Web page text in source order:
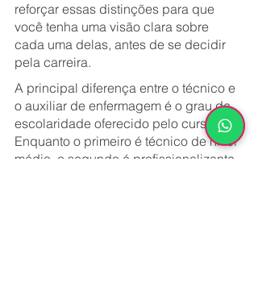
reforçar essas distinções para que
você tenha uma visão clara sobre
cada uma delas, antes de se decidir
pela carreira.
A principal diferença entre o técnico e
o auxiliar de enfermagem é o grau de
escolaridade oferecido pelo curso.
Enquanto o primeiro é técnico de nível
médio, o segundo é profissionalizante